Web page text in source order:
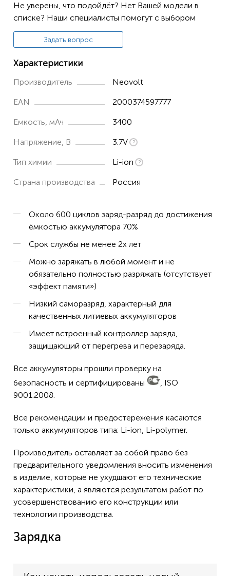
Не уверены, что подойдёт? Нет Вашей модели в
списке? Наши специалисты помогут с выбором
Задать вопрос
Характеристики
Производитель Neovolt
EAN 2000374597777
Емкость, мАч 3400
Напряжение, В 3.7V
Тип химии Li-ion
Страна производства Россия
Около 600 циклов заряд-разряд до достижения
ёмкостью аккумулятора 70%
Срок службы не менее 2х лет
Можно заряжать в любой момент и не
обязательно полностью разряжать (отсутствует
«эффект памяти»)
Низкий саморазряд, характерный для
качественных литиевых аккумуляторов
Имеет встроенный контроллер заряда,
защищающий от перегрева и перезаряда.
Все аккумуляторы прошли проверку на
безопасность и сертифицированы
, ISO
9001:2008.
Все рекомендации и предостережения касаются
только аккумуляторов типа: Li-ion, Li-polymer.
Производитель оставляет за собой право без
предварительного уведомления вносить изменения
в изделие, которые не ухудшают его технические
характеристики, а являются результатом работ по
усовершенствованию его конструкции или
технологии производства.
Зарядка